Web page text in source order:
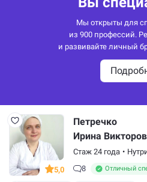
Мы открыты для
из 900 профессий.
и развивайте личный
5,0
Петречко
Ирина
Стаж 24 года •
8
Отличный